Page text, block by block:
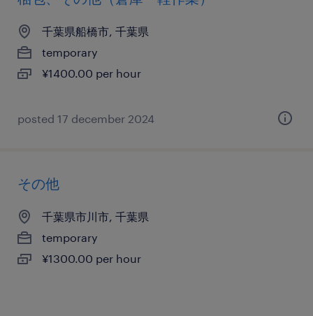
千葉県船橋市, 千葉県
temporary
¥1400.00 per hour
posted 17 december 2024
その他
千葉県市川市, 千葉県
temporary
¥1300.00 per hour